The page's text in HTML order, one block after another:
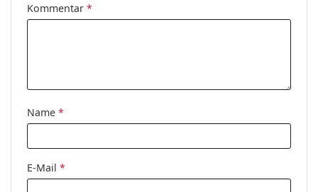
Kommentar *
Name *
E-Mail *